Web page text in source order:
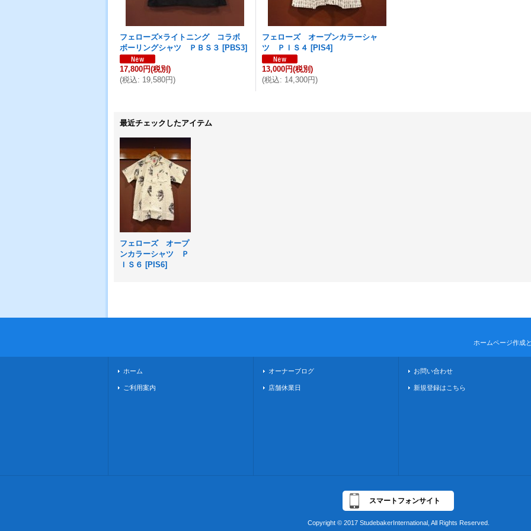
フェローズ×ライトニング コラボ
ボーリングシャツ ＰＢＳ３ [PBS3]
17,800円(税別)
(税込: 19,580円)
フェローズ オープンカラーシャ
ツ ＰＩＳ４ [PIS4]
13,000円(税別)
(税込: 14,300円)
最近チェックしたアイテム
フェローズ オープ
ンカラーシャツ Ｐ
ＩＳ６ [PIS6]
ホームページ作成
ホーム
ご利用案内
オーナーブログ
店舗休業日
お問い合わせ
新規登録はこちら
スマートフォンサイト
Copyright © 2017 StudebakerInternational, All Rights Reserved.